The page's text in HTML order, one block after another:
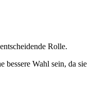
Rolle.
bessere Wahl sein, da sie